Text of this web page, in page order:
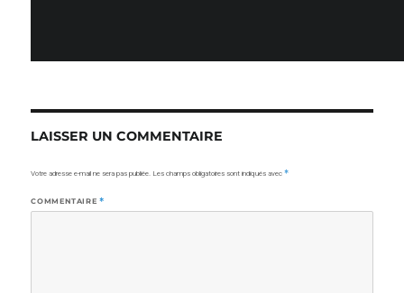
LAISSER UN COMMENTAIRE
Votre adresse e-mail ne sera pas publiée. Les champs obligatoires sont indiqués avec*
COMMENTAIRE *